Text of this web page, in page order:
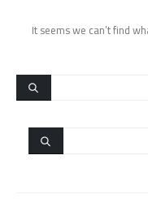
It seems we can’t find